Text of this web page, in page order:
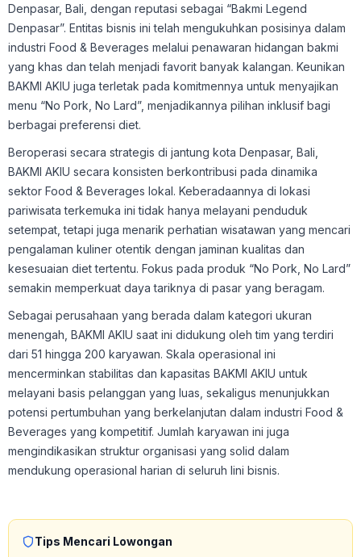
Denpasar, Bali, dengan reputasi sebagai “Bakmi Legend
Denpasar”. Entitas bisnis ini telah mengukuhkan posisinya dalam
industri Food & Beverages melalui penawaran hidangan bakmi
yang khas dan telah menjadi favorit banyak kalangan. Keunikan
BAKMI AKIU juga terletak pada komitmennya untuk menyajikan
menu “No Pork, No Lard”, menjadikannya pilihan inklusif bagi
berbagai preferensi diet.
Beroperasi secara strategis di jantung kota Denpasar, Bali,
BAKMI AKIU secara konsisten berkontribusi pada dinamika
sektor Food & Beverages lokal. Keberadaannya di lokasi
pariwisata terkemuka ini tidak hanya melayani penduduk
setempat, tetapi juga menarik perhatian wisatawan yang mencari
pengalaman kuliner otentik dengan jaminan kualitas dan
kesesuaian diet tertentu. Fokus pada produk “No Pork, No Lard”
semakin memperkuat daya tariknya di pasar yang beragam.
Sebagai perusahaan yang berada dalam kategori ukuran
menengah, BAKMI AKIU saat ini didukung oleh tim yang terdiri
dari 51 hingga 200 karyawan. Skala operasional ini
mencerminkan stabilitas dan kapasitas BAKMI AKIU untuk
melayani basis pelanggan yang luas, sekaligus menunjukkan
potensi pertumbuhan yang berkelanjutan dalam industri Food &
Beverages yang kompetitif. Jumlah karyawan ini juga
mengindikasikan struktur organisasi yang solid dalam
mendukung operasional harian di seluruh lini bisnis.
Tips Mencari Lowongan